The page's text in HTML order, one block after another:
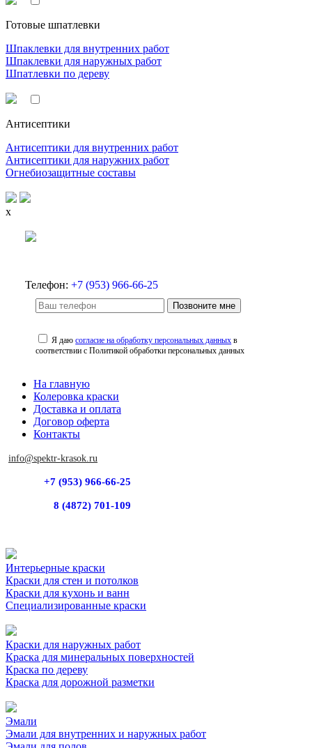
Готовые шпатлевки
Шпаклевки для внутренних работ
Шпаклевки для наружных работ
Шпатлевки по дереву
Антисептики
Антисептики для внутренних работ
Антисептики для наружних работ
Огнебиозащитные составы
x
Телефон: +7 (953) 966-66-25
Позвоните мне
Я даюсогласие на обработку персональных данных в
соответствии с Политикой обработки персональных данных
На главную
Колеровка краски
Доставка и оплата
Договор оферта
Контакты
info@spektr-krasok.ru
+7 (953) 966-66-25
8 (4872) 701-109
Интерьерные краски
Краски для стен и потолков
Краски для кухонь и ванн
Специализированные краски
Краски для наружных работ
Краска для минеральных поверхностей
Краска по дереву
Краска для дорожной разметки
Эмали
Эмали для внутренних и наружных работ